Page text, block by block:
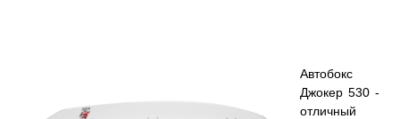
Автобокс
Джокер 530 -
отличный